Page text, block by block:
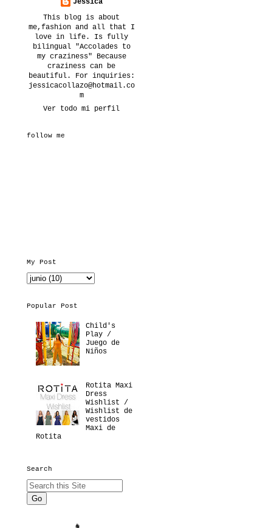
Jessica
This blog is about
me,fashion and all that I
love in life. Is fully
bilingual "Accolades to
my craziness" Because
craziness can be
beautiful. For inquiries:
jessicacollazo@hotmail.co
m
Ver todo mi perfil
follow me
My Post
Popular Post
Child's
Play /
Juego de
Niños
Rotita Maxi
Dress
Wishlist /
Wishlist de
vestidos
Maxi de
Rotita
Search